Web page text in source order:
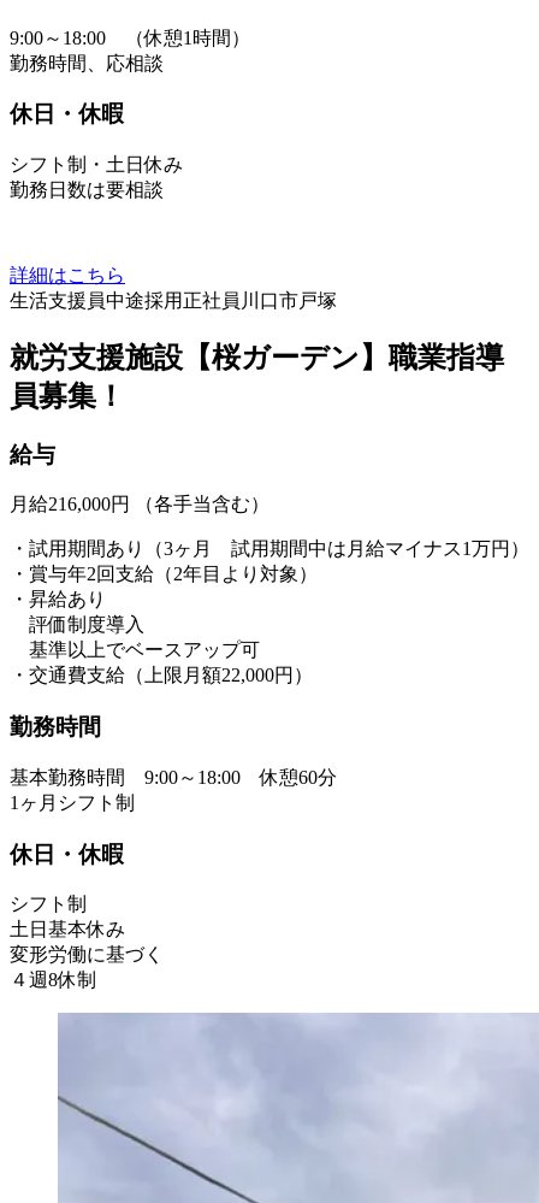
9:00～18:00 （休憩1時間）
勤務時間、応相談
休日・休暇
シフト制・土日休み
勤務日数は要相談
詳細はこちら
生活支援員中途採用 正社員 川口市戸塚
就労支援施設【桜ガーデン】職業指導
員募集！
給与
月給216,000円 （各手当含む）
・試用期間あり（3ヶ月 試用期間中は月給マイナス1万円）
・賞与年2回支給（2年目より対象）
・昇給あり
評価制度導入
基準以上でベースアップ可
・交通費支給（上限月額22,000円）
勤務時間
基本勤務時間 9:00～18:00 休憩60分
1ヶ月シフト制
休日・休暇
シフト制
土日基本休み
変形労働に基づく
４週8休制